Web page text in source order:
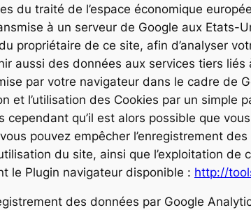
du traité de l’espace économique
à un serveur de Google aux Etats-
propriétaire de ce site, afin d’analyser
aussi des données aux services tiers liés
par votre navigateur dans le cadre de
et l’utilisation des Cookies par un simple
cependant qu’il est alors possible que
pouvez empêcher l’enregistrement
du site, ainsi que l’exploitation
le Plugin navigateur disponible : http://
des données par Google